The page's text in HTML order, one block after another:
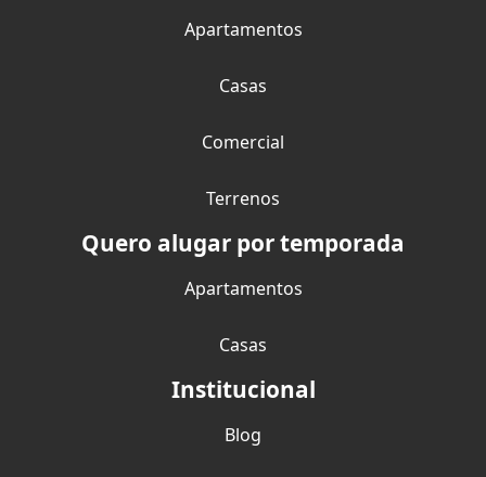
Apartamentos
Casas
Comercial
Terrenos
Quero alugar por temporada
Apartamentos
Casas
Institucional
Blog